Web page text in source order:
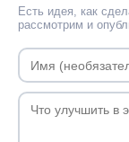
Есть идея, как
рассмотрим и